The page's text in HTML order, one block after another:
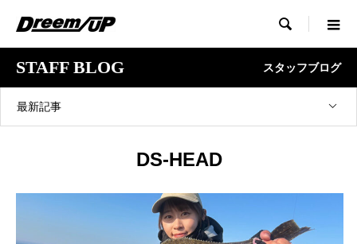

STAFF BLOG スタッフブログ
最新記事
DS-HEAD